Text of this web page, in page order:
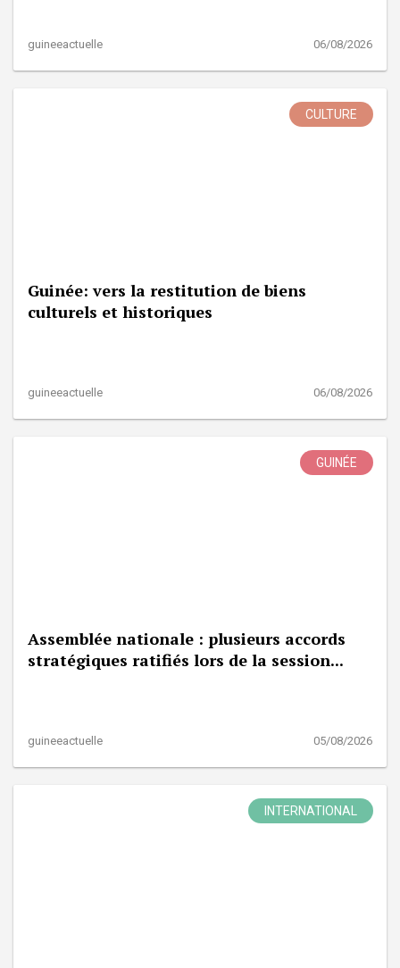
guineeactuelle 06/08/2026
CULTURE
Guinée: vers la restitution de biens
culturels et historiques
guineeactuelle 06/08/2026
GUINÉE
Assemblée nationale : plusieurs accords
stratégiques ratifiés lors de la session...
guineeactuelle 05/08/2026
INTERNATIONAL